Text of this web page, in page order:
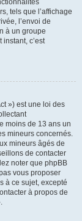
tels que l’affichage
l’envoi de
à un groupe
instant, c’est
») est une loi des
moins de 13 ans un
mineurs concernés.
mineurs âgés de
de contacter
noter que phpBB
vous proposer
à ce sujet, excepté
à propos de